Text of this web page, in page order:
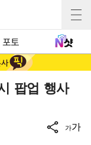
포토
팝업 행사
가가